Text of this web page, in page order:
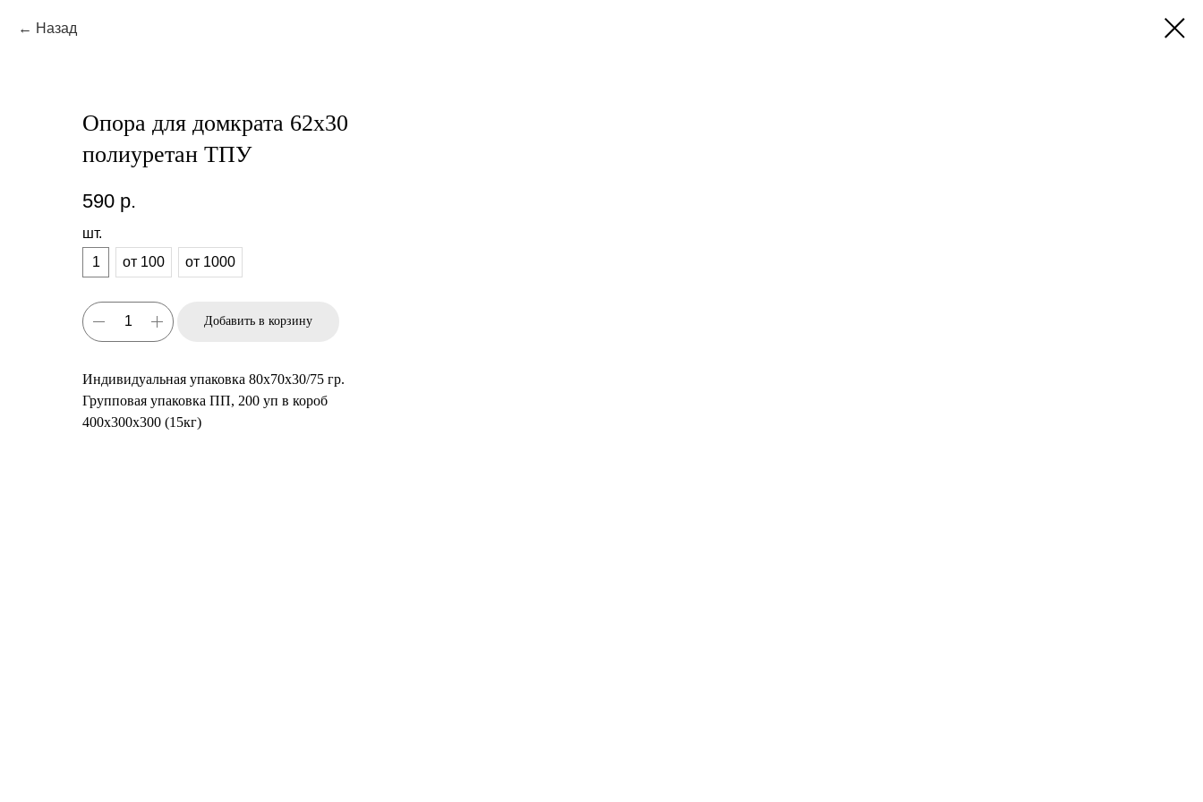
Назад
Опора для домкрата 62х30
полиуретан ТПУ
590 р.
шт.
1
от 100 от 1000
Добавить в корзину
Индивидуальная упаковка 80х70х30/75 гр.
Групповая упаковка ПП, 200 уп в короб
400х300х300 (15кг)